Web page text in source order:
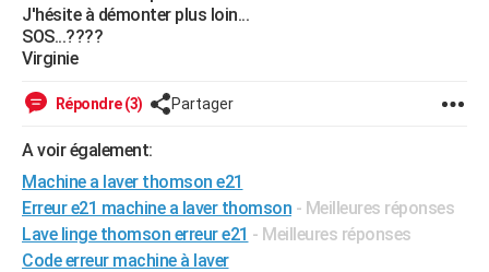
Guides de France
Escapades
Patrimoine
Expositions
Musées
Week-end nature
+LIFESTYLE
Art de vivre
Bien-être
Loisirs
Mode
Modes de vie
Alimentation
Guide de la santé
Maladies
Médicaments
Sommeil
VOYAGE
Destinations
City break
Voyage nature
Voyage de noces
Forum
Climat
+
GUIDES D'ACHAT
BONS PLANS
J'hésite à démonter plus loin...
SOS...????
Virginie
Répondre (3) Partager
A voir également:
Machine a laver thomson e21
Erreur e21 machine a laver thomson - Meilleures réponses
Lave linge thomson erreur e21 - Meilleures réponses
Code erreur machine à laver